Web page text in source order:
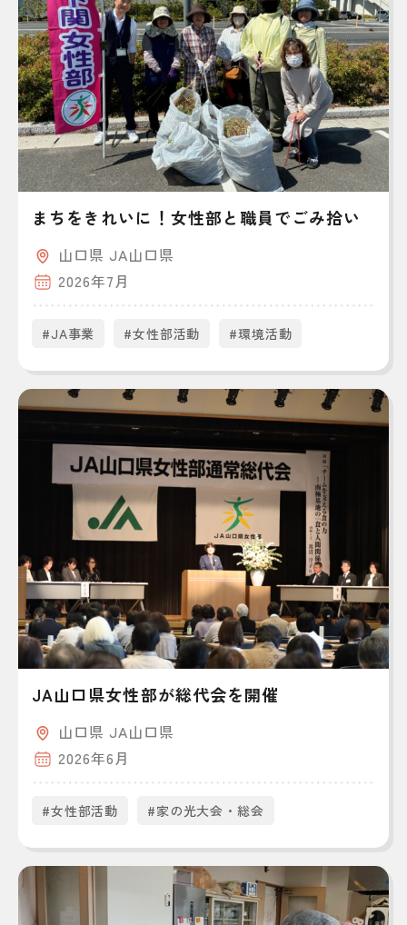
まちをきれいに！女性部と職員でごみ拾い
山口県 JA山口県
2026年7月
#JA事業 #女性部活動 #環境活動
JA山口県女性部が総代会を開催
山口県 JA山口県
2026年6月
#女性部活動 #家の光大会・総会